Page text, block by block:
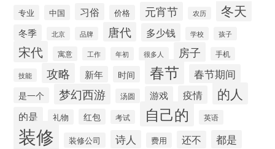
专业 中国 习俗 价格 元宵节 农历 冬天
冬季 北京 品牌 唐代 多少钱 学校 孩子
宋代 寓意 工作 年初 很多人 房子 手机
技能 攻略 新年 时间 春节 春节期间
是一个 梦幻西游 汤圆 游戏 疫情 的人
的是 礼物 红包 考试 自己的 英语
装修 装修公司 诗人 费用 还不 都是